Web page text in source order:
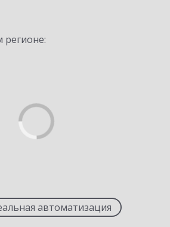
автоматизация